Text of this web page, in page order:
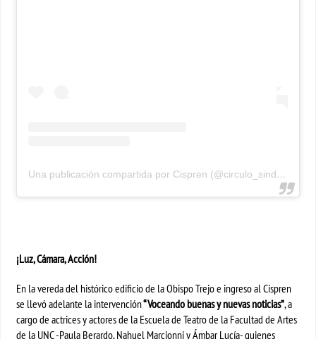
Una publicación compartida por Cispren (@circulo_sindical_cispren)
¡Luz, Cámara, Acción!
En la vereda del histórico edificio de la Obispo Trejo e ingreso al Cispren
se llevó adelante la intervención“Voceando buenas y nuevas noticias”, a
cargo de actrices y actores de la Escuela de Teatro de la Facultad de Artes
de la UNC -Paula Berardo, Nahuel Marcionni y Ámbar Lucía- quienes